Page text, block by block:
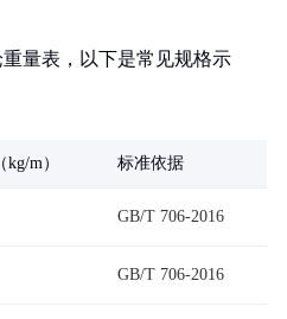
量表，以下是常见规格示
m） 标准依据
GB/T 706-2016
GB/T 706-2016